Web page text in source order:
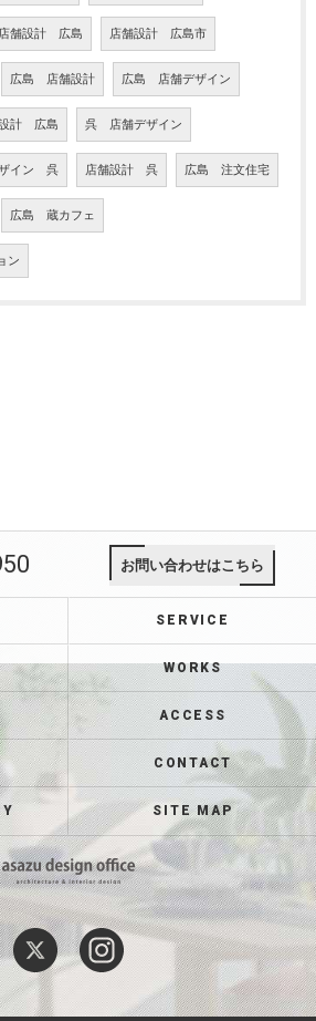
店舗設計 広島 店舗設計 広島市
広島 店舗設計 広島 店舗デザイン
計 広島 呉 店舗デザイン
イン 呉 店舗設計 呉 広島 注文住宅
広島 蔵カフェ
ン
お問い合わせはこちら
SERVICE
WORKS
ACCESS
CONTACT
SITE MAP